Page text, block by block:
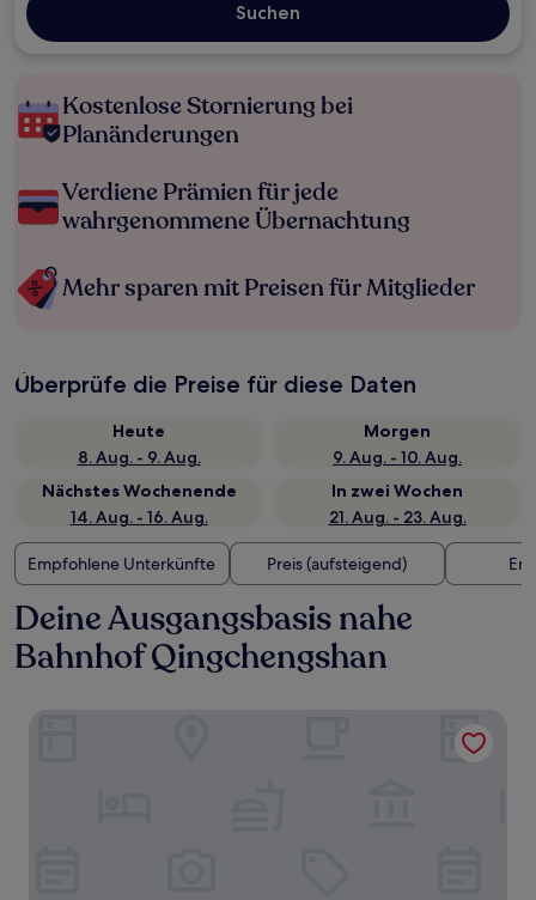
Suchen
Kostenlose Stornierung bei
Planänderungen
Verdiene Prämien für jede
wahrgenommene Übernachtung
Mehr sparen mit Preisen für Mitglieder
Überprüfe die Preise für diese Daten
Heute
8. Aug. - 9. Aug.
Morgen
9. Aug. - 10. Aug.
Nächstes Wochenende
14. Aug. - 16. Aug.
In zwei Wochen
21. Aug. - 23. Aug.
Empfohlene Unterkünfte Preis (aufsteigend)
Deine Ausgangsbasis nahe
Bahnhof Qingchengshan